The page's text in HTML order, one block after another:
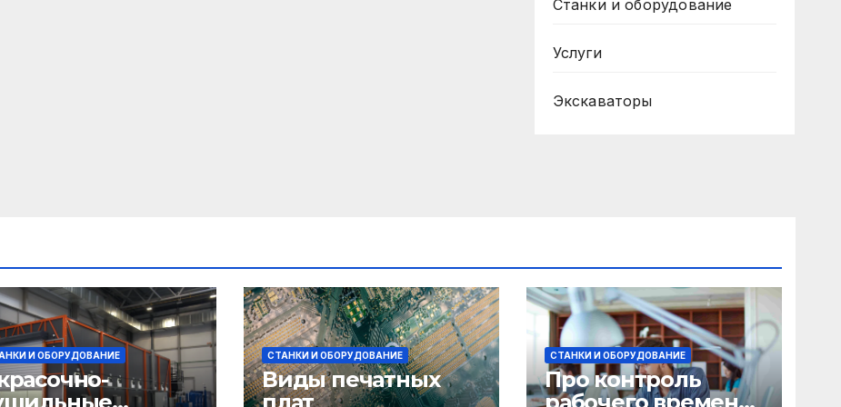
Станки и оборудование
Услуги
Экскаваторы
И ОБОРУДОВАНИЕ СТАНКИ И ОБОРУДОВАНИЕ
Виды печатных
СТАНКИ И ОБОРУДОВАНИЕ
Про контроль